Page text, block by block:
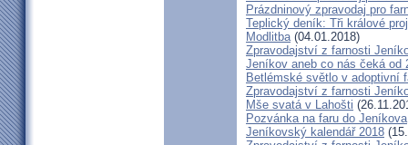
Prázdninový zpravodaj pro
Teplický deník: Tři králové
Modlitba(04.01.2018)
Zpravodajství z farnosti
Jeníkov aneb co nás čeká od
Betlémské světlo v adoptivní
Zpravodajství z farnosti
Mše svatá v Lahošti
Pozvánka na faru do Jeníkova
Jeníkovský kalendář 2018